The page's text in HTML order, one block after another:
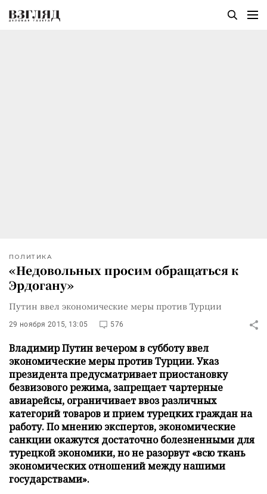
ПОЛИТИКА
«Недовольных просим обращаться к
Эрдогану»
Путин ввел экономические меры против Турции
29 ноября 2015, 13:05 576
Владимир Путин вечером в субботу ввел
экономические меры против Турции. Указ
президента предусматривает приостановку
безвизового режима, запрещает чартерные
авиарейсы, ограничивает ввоз различных
категорий товаров и прием турецких граждан на
работу. По мнению экспертов, экономические
санкции окажутся достаточно болезненными для
турецкой экономики, но не разорвут «всю ткань
экономических отношений между нашими
государствами».